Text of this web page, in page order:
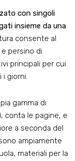
con singoli
insieme da una
consente al
persino di
principali per cui
giorni.
gamma di
conta le pagine, e
a seconda del
ampiamente
materiali per la